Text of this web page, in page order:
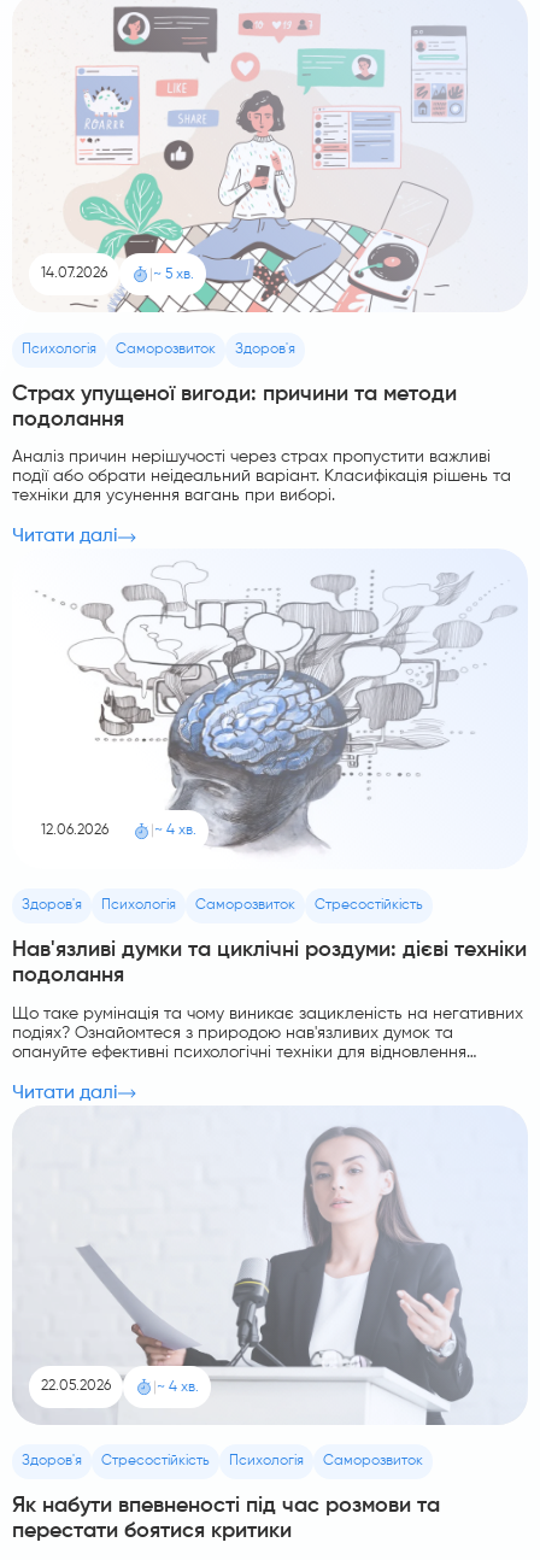
14.07.2026 ~ 5 хв.
Психологія Саморозвиток Здоров'я
Страх упущеної вигоди: причини та методи
подолання
Аналіз причин нерішучості через страх пропустити важливі
події або обрати неідеальний варіант. Класифікація рішень та
техніки для усунення вагань при виборі.
Читати далі
12.06.2026 ~ 4 хв.
Здоров'я Психологія Саморозвиток Стресостійкість
Нав'язливі думки та циклічні роздуми: дієві техніки
подолання
Що таке румінація та чому виникає зацикленість на негативних
подіях? Ознайомтеся з природою нав'язливих думок та
опануйте ефективні психологічні техніки для відновлення
Читати далі
22.05.2026 ~ 4 хв.
Здоров'я Стресостійкість Психологія Саморозвиток
Як набути впевненості під час розмови та
перестати боятися критики